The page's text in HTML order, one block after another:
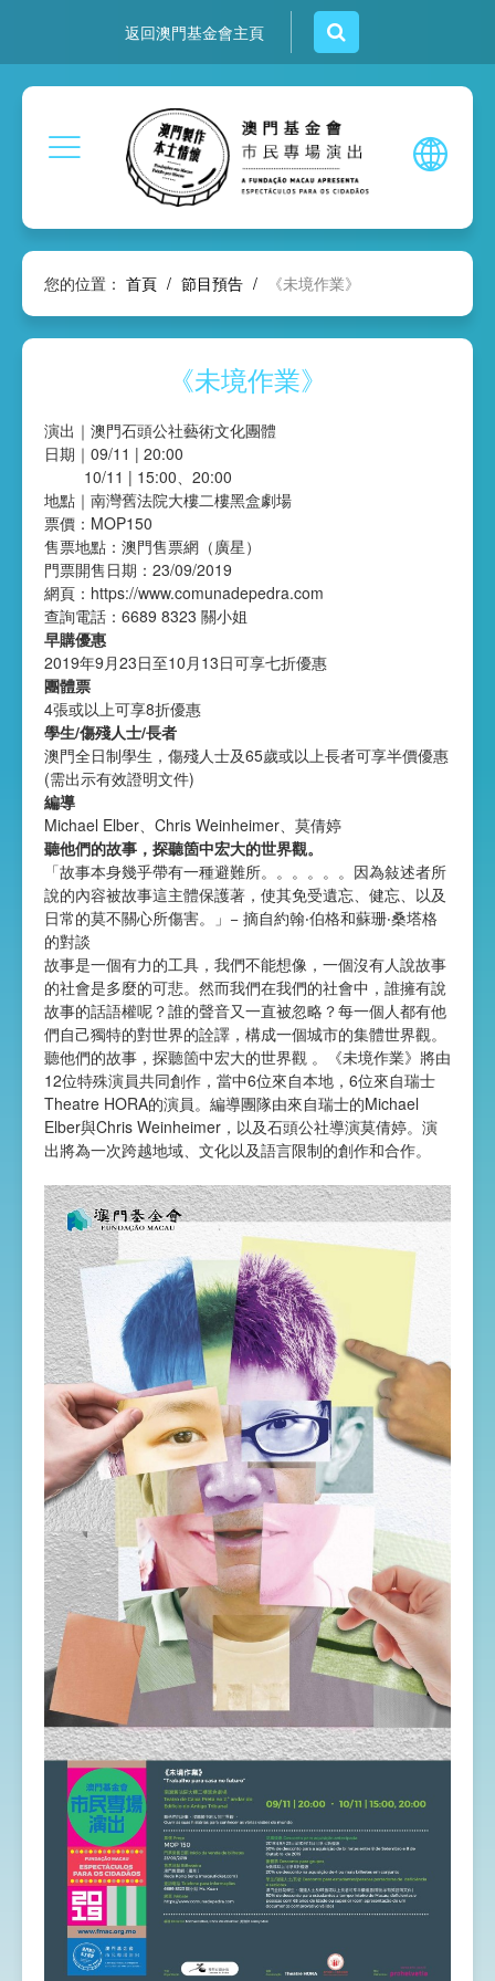
返回澳門基金會主頁
您的位置： 首頁 / 節目預告 / 《未境作業》
《未境作業》
演出｜澳門石頭公社藝術文化團體
日期｜09/11 | 20:00
10/11 | 15:00、20:00
地點｜南灣舊法院大樓二樓黑盒劇場
票價：MOP150
售票地點：澳門售票網（廣星）
門票開售日期：23/09/2019
網頁： https://www.comunadepedra.com
查詢電話：6689 8323 關小姐
早購優惠
2019年9月23日至10月13日可享七折優惠
團體票
4張或以上可享8折優惠
學生/傷殘人士/長者
澳門全日制學生，傷殘人士及65歲或以上長者可享半價優惠
(需出示有效證明文件)
編導
Michael Elber、Chris Weinheimer、莫倩婷
聽他們的故事，探聽箇中宏大的世界觀。
「故事本身幾乎帶有一種避難所。。。。。。因為敍述者所
說的內容被故事這主體保護著，使其免受遺忘、健忘、以及
日常的莫不關心所傷害。」− 摘自約翰‧伯格和蘇珊‧桑塔格
的對談
故事是一個有力的工具，我們不能想像，一個沒有人說故事
的社會是多麼的可悲。然而我們在我們的社會中，誰擁有說
故事的話語權呢？誰的聲音又一直被忽略？每一個人都有他
們自己獨特的對世界的詮譯，構成一個城市的集體世界觀。
聽他們的故事，探聽箇中宏大的世界觀 。《未境作業》將由
12位特殊演員共同創作，當中6位來自本地，6位來自瑞士
Theatre HORA的演員。編導團隊由來自瑞士的Michael
Elber與Chris Weinheimer，以及石頭公社導演莫倩婷。演
出將為一次跨越地域、文化以及語言限制的創作和合作。